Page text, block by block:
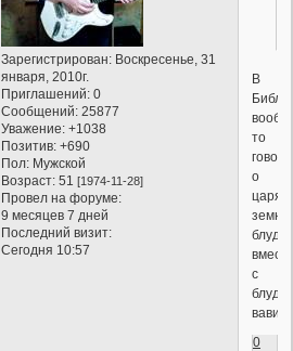
Зарегистрирован: Воскресенье, 31
января, 2010г.
Приглашений: 0
Сообщений: 25877
Уважение: +1038
Позитив: +690
Пол: Мужской
Возраст: 51[1974-11-28]
Провел на форуме:
9 месяцев 7 дней
Последний визит:
Сегодня 10:57
В
то
о
царях
с
0